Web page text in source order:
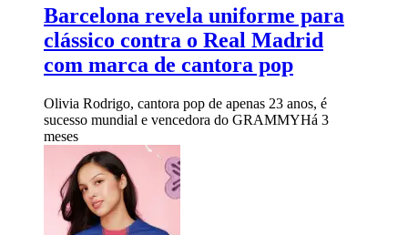
Barcelona revela uniforme para
clássico contra o Real Madrid
com marca de cantora pop
Olivia Rodrigo, cantora pop de apenas 23 anos, é
sucesso mundial e vencedora do GRAMMYHá 3
meses